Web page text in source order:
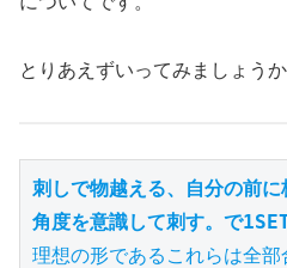
とりあえずいってみましょうか
刺しで物越える、自分の前
角度を意識して刺す。で
理想の形であるこれらは全